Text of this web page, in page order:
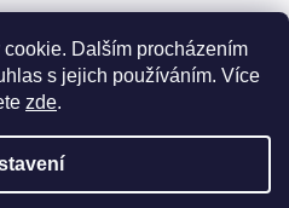
Dalším procházením
s jejich používáním. Více
zde.
Shoptet